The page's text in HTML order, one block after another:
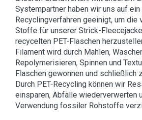
Systempartner haben wir uns auf
Recyclingverfahren geeinigt, um die
Stoffe für unserer Strick-
recycelten PET-Flaschen
Filament wird durch Mahlen,
Repolymerisieren, Spinnen und
Flaschen gewonnen und schließlich
Durch PET-Recycling können wir
einsparen, Abfälle wiederverwerten
Verwendung fossiler Rohstoffe